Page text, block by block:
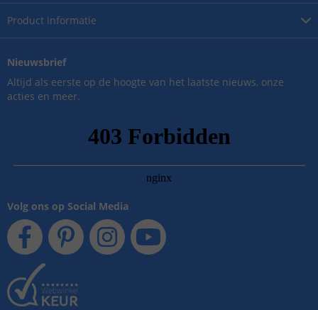
Product informatie
Nieuwsbrief
Altijd als eerste op de hoogte van het laatste nieuws, onze
acties en meer.
Volg ons op Social Media